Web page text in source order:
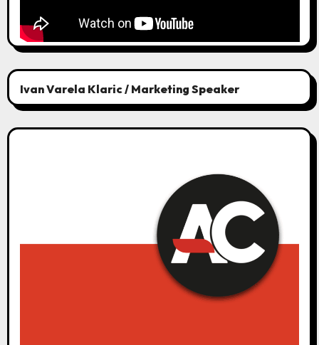
Ivan Varela Klaric / Marketing Speaker